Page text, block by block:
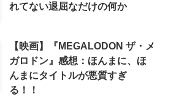
れてない退屈なだけの何か
【映画】『MEGALODON ザ・メ
ガロドン』感想：ほんまに、ほ
んまにタイトルが悪質すぎ
る！！